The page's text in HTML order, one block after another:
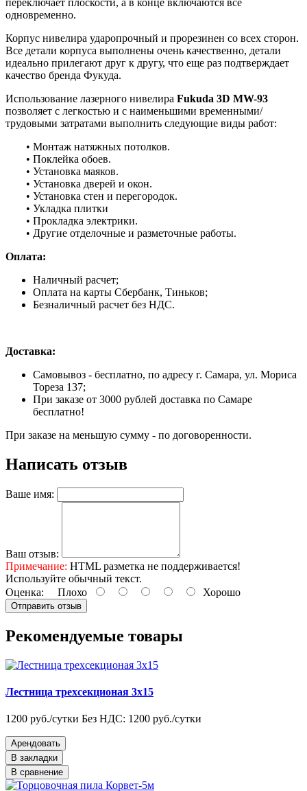
переключает плоскости, а в конце включаются все
одновременно.
Корпус нивелира ударопрочный и прорезинен со всех сторон.
Все детали корпуса выполнены очень качественно, детали
идеально прилегают друг к другу, что еще раз подтверждает
качество бренда Фукуда.
Использование лазерного нивелира Fukuda 3D MW-93
позволяет с легкостью и с наименьшими временными/
трудовыми затратами выполнить следующие виды работ:
• Монтаж натяжных потолков.
• Поклейка обоев.
• Установка маяков.
• Установка дверей и окон.
• Установка стен и перегородок.
• Укладка плитки
• Прокладка электрики.
• Другие отделочные и разметочные работы.
Оплата:
Наличный расчет;
Оплата на карты Сбербанк, Тиньков;
Безналичный расчет без НДС.
Доставка:
Самовывоз - бесплатно, по адресу г. Самара, ул. Мориса
Тореза 137;
При заказе от 3000 рублей доставка по Самаре
бесплатно!
При заказе на меньшую сумму - по договоренности.
Написать отзыв
Ваше имя:
Ваш отзыв:
Примечание: HTML разметка не поддерживается!
Используйте обычный текст.
Оценка: Плохо Хорошо
Отправить отзыв
Рекомендуемые товары
Лестница трехсекционая 3х15
1200 руб./сутки Без НДС: 1200 руб./сутки
Арендовать
В закладки
В сравнение